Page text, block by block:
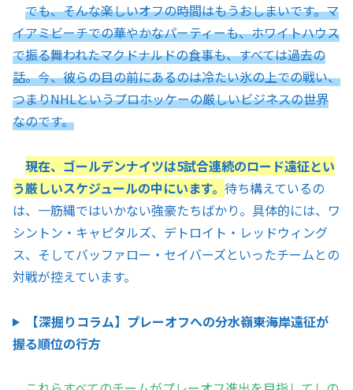
でも、そんな楽しいオフの時間はもうおしまいです。マ
イアミビーチでの華やかなパーティーも、ホワイトハウス
で振る舞われたマクドナルドの食事も、すべては過去の
話。今、彼らの目の前にあるのは冷たい氷の上での戦い、
つまりNHLというプロホッケーの厳しいビジネスの世界
なのです。
現在、ゴールデンナイツは5試合連続のロード遠征とい
う厳しいスケジュールの中にいます。 待ち構えているの
は、一筋縄ではいかない強豪たちばかり。具体的には、ワ
シントン・キャピタルズ、デトロイト・レッドウィング
ス、そしてバッファロー・セイバーズといったチームとの
対戦が控えています。
【深掘りコラム】プレーオフへの分水嶺――東海岸遠征が
握る順位の行方